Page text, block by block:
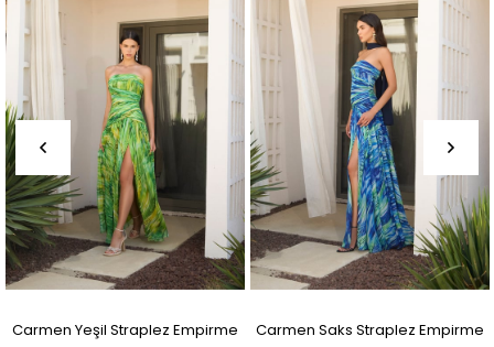
Carmen Yeşil Straplez Empirme Carmen Saks Straplez Empirme